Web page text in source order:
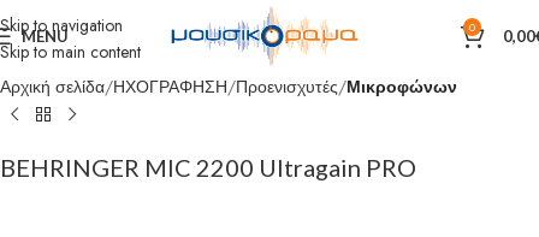
Skip to navigation
Skip to main content
MENU 0 0,00
Αρχική σελίδα ΗΧΟΓΡΑΦΗΣΗ Προενισχυτές Μικροφώνων
BEHRINGER MIC 2200 Ultragain PRO